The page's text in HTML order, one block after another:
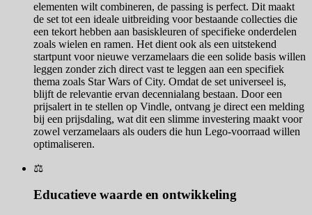
elementen wilt combineren, de passing is perfect. Dit maakt
de set tot een ideale uitbreiding voor bestaande collecties die
een tekort hebben aan basiskleuren of specifieke onderdelen
zoals wielen en ramen. Het dient ook als een uitstekend
startpunt voor nieuwe verzamelaars die een solide basis willen
leggen zonder zich direct vast te leggen aan een specifiek
thema zoals Star Wars of City. Omdat de set universeel is,
blijft de relevantie ervan decennialang bestaan. Door een
prijsalert in te stellen op Vindle, ontvang je direct een melding
bij een prijsdaling, wat dit een slimme investering maakt voor
zowel verzamelaars als ouders die hun Lego-voorraad willen
optimaliseren.
⚖️
Educatieve waarde en ontwikkeling